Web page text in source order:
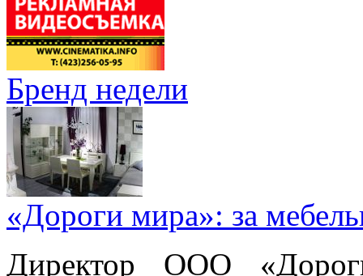
Бренд недели
«Дороги мира»: за
Директор ООО